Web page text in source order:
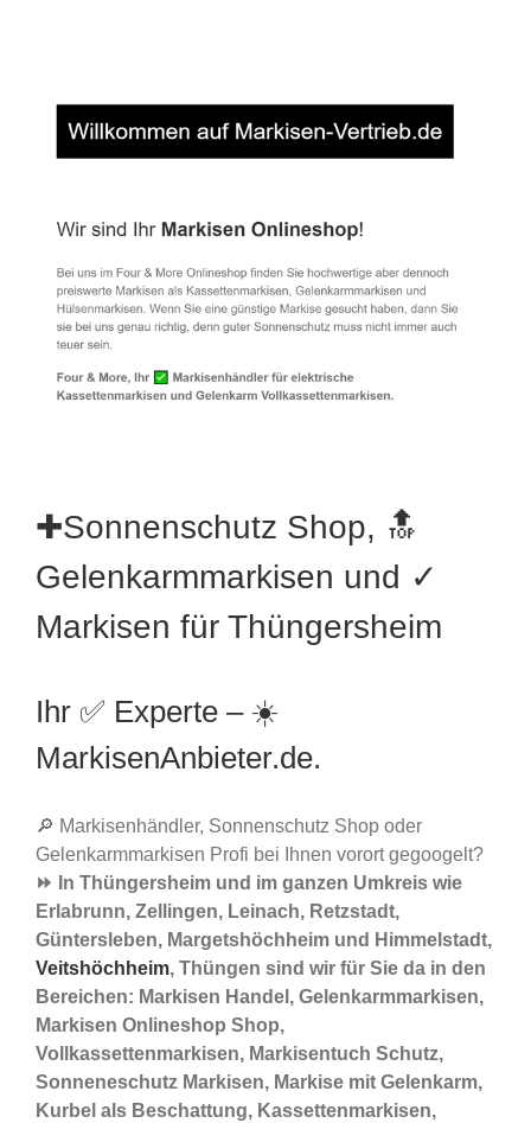
✚Sonnenschutz Shop, 🔝
Gelenkarmmarkisen und ✓
Markisen für Thüngersheim
Ihr ✅ Experte – ☀️
MarkisenAnbieter.de.
🔎 Markisenhändler, Sonnenschutz Shop oder
Gelenkarmmarkisen Profi bei Ihnen vorort gegoogelt?
⏩ In Thüngersheim und im ganzen Umkreis wie
Erlabrunn, Zellingen, Leinach, Retzstadt,
Güntersleben, Margetshöchheim und Himmelstadt,
Veitshöchheim, Thüngen sind wir für Sie da in den
Bereichen: Markisen Handel, Gelenkarmmarkisen,
Markisen Onlineshop Shop,
Vollkassettenmarkisen, Markisentuch Schutz,
Sonneneschutz Markisen, Markise mit Gelenkarm,
Kurbel als Beschattung, Kassettenmarkisen,